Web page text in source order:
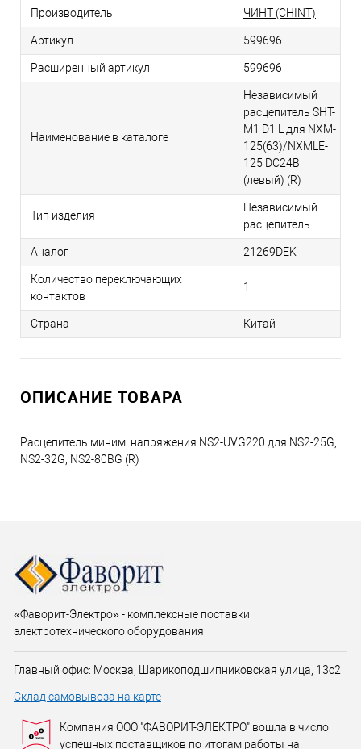
Производитель ЧИНТ (CHINT)
Артикул 599696
Расширенный артикул 599696
Наименование в каталоге
Независимый
расцепитель SHT-
M1 D1 L для NXM-
125(63)/NXMLE-
125 DC24В
(левый) (R)
Тип изделия
Независимый
расцепитель
Аналог 21269DEK
Количество переключающих
контактов
1
Страна Китай
ОПИСАНИЕ ТОВАРА
Расцепитель миним. напряжения NS2-UVG220 для NS2-25G,
NS2-32G, NS2-80BG (R)
«Фаворит-Электро» - комплексные поставки
электротехнического оборудования
Главный офис: Москва, Шарикоподшипниковская улица, 13с2
Склад самовывоза на карте
Компания ООО "ФАВОРИТ-ЭЛЕКТРО" вошла в число
успешных поставщиков по итогам работы на